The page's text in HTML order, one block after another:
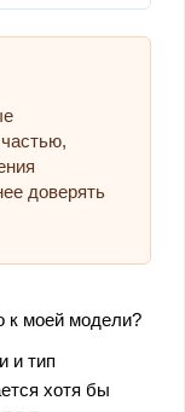
доверять
к моей модели?
и тип
хотя бы